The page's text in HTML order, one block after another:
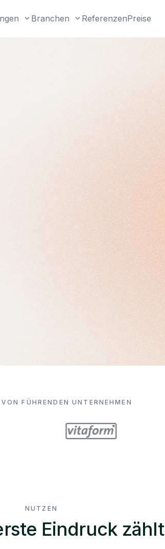
Branchen ReferenzenPreise
FÜHRENDEN UNTERNEHMEN
NUTZEN
Eindruck zählt